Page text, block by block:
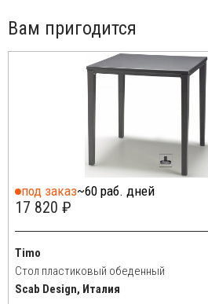
Вам пригодится
под заказ~60 раб. дней
17 820 ₽
Timo
Стол пластиковый обеденный
Scab Design, Италия